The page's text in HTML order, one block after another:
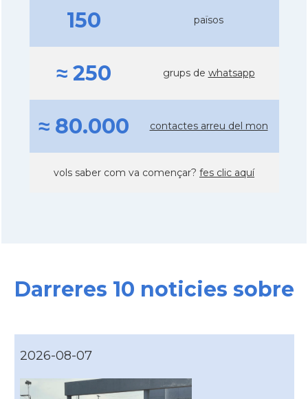
150 països
≈ 250 grups de whatsapp
≈ 80.000 contactes arreu del mon
vols saber com va començar? fes clic aquí
Darreres 10 noticies sobre
2026-08-07